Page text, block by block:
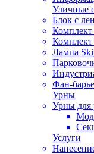
Уличные
Блок с
Комплект
Лампа
Фан-
Урны
Урны для
Услуги